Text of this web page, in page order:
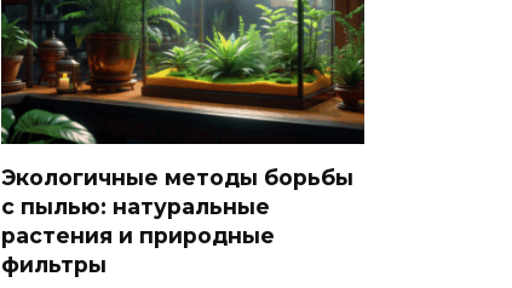
Экологичные методы борьбы
с пылью: натуральные
растения и природные
фильтры